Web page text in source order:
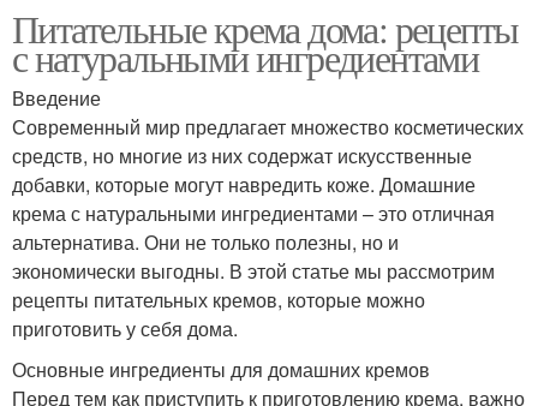
Питательные крема дома: рецепты
с натуральными ингредиентами
Введение
Современный мир предлагает множество косметических
средств, но многие из них содержат искусственные
добавки, которые могут навредить коже. Домашние
крема с натуральными ингредиентами – это отличная
альтернатива. Они не только полезны, но и
экономически выгодны. В этой статье мы рассмотрим
рецепты питательных кремов, которые можно
приготовить у себя дома.
Основные ингредиенты для домашних кремов
Перед тем как приступить к приготовлению крема, важно